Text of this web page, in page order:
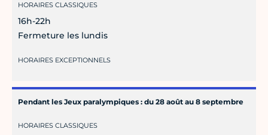
HORAIRES CLASSIQUES
16h-22h
Fermeture les lundis
HORAIRES EXCEPTIONNELS
Pendant les Jeux paralympiques : du 28 août au 8 septembre
HORAIRES CLASSIQUES